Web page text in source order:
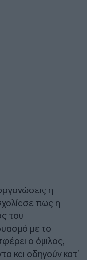
η
πως η
του
με το
ο όμιλος,
και οδηγούν κατ’